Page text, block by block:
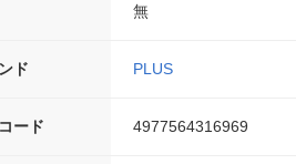
無
ド PLUS
ード 4977564316969